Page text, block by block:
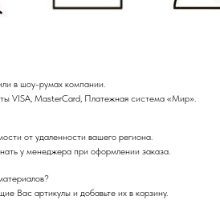
в шоу-румах компании.
VISA, MasterCard, Платежная система «Мир».
от удаленности вашего региона.
у менеджера при оформлении заказа.
Вас артикулы и добавьте их в корзину.